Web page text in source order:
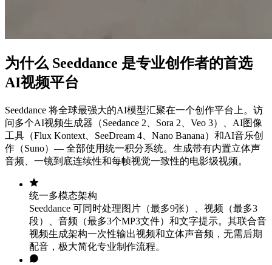
为什么 Seeddance 是专业创作者的首选
AI视频平台
Seeddance 将全球最强大的AI模型汇聚在一个创作平台上。访
问多个AI视频生成器（Seedance 2、Sora 2、Veo 3）、AI图像
工具（Flux Kontext、SeeDream 4、Nano Banana）和AI音乐创
作（Suno）— 全部使用统一积分系统。生成带有内置立体声
音频、一镜到底连续性和每帧视觉一致性的电影级视频。
统一多模态架构
Seeddance 可同时处理图片（最多9张）、视频（最多3
段）、音频（最多3个MP3文件）和文字提示。其联合音
视频生成架构一次性输出视频和立体声音频，无需后期
配音，极大简化专业制作流程。